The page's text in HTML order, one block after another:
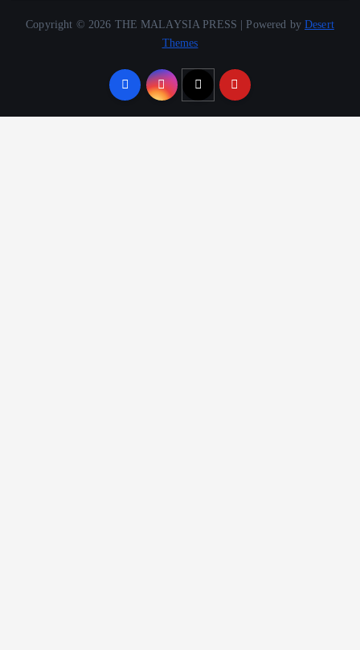
Copyright © 2026 THE MALAYSIA PRESS | Powered byDesert
Themes